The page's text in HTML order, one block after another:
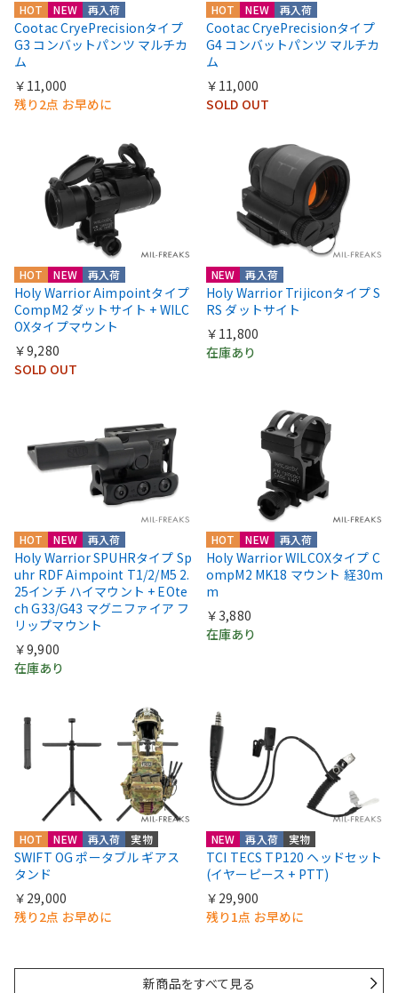
HOT NEW 再入荷
Cootac CryePrecisionタイプ
G3 コンバットパンツ マルチカ
ム
￥11,000
残り2点 お早めに
HOT NEW 再入荷
Cootac CryePrecisionタイプ
G4 コンバットパンツ マルチカ
ム
￥11,000
SOLD OUT
HOT NEW 再入荷
Holy Warrior Aimpointタイプ
CompM2 ダットサイト + WILC
OXタイプマウント
￥9,280
SOLD OUT
NEW 再入荷
Holy Warrior Trijiconタイプ S
RS ダットサイト
￥11,800
在庫あり
HOT NEW 再入荷
Holy Warrior SPUHRタイプ Sp
uhr RDF Aimpoint T1/2/M5 2.
25インチ ハイマウント + EOte
ch G33/G43 マグニファイア フ
リップマウント
￥9,900
在庫あり
HOT NEW 再入荷
Holy Warrior WILCOXタイプ C
ompM2 MK18 マウント 経30m
m
￥3,880
在庫あり
HOT NEW 再入荷 実物
SWIFT OG ポータブル ギアス
タンド
￥29,000
残り2点 お早めに
NEW 再入荷 実物
TCI TECS TP120 ヘッドセット
(イヤーピース + PTT)
￥29,900
残り1点 お早めに
新商品をすべて見る